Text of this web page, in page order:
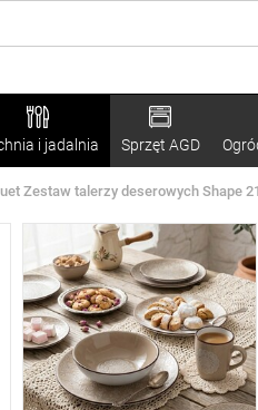
i jadalnia Sprzęt AGD
Zestaw talerzy deserowych Shape